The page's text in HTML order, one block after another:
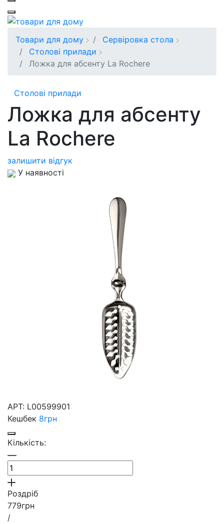
Товари для дому
Сервіровка стола
Столові прилади
Ложка для абсенту La Rochere
Столові прилади
Ложка для абсенту
La Rochere
залишити відгук
У наявності
АРТ: L00599901
Кешбек 8грн
Кількість:
Роздріб
779грн
/